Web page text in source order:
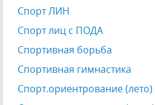
Спорт ЛИН
Спорт лиц с ПОДА
Спортивная борьба
Спортивная гимнастика
Спорт.ориентрование (лето)